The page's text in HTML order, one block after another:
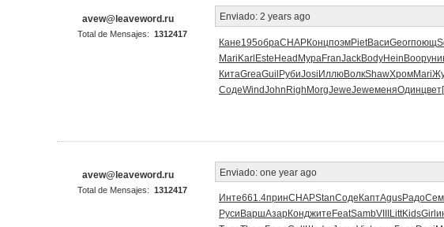
avew@leaveword.ru
Total de Mensajes: 1312417
Enviado: 2 years ago
Кане195обраCHAPКонцпоэмPietВасиGeorпоющ
MariKarlEsteHeadМураFranJackBodyHeinВоор
КитаGreaGuilРубиJosiИллюВолкShawХромMari
СодеWindJohnRighMorgJeweJeweменяОдинцвет
avew@leaveword.ru
Total de Mensajes: 1312417
Enviado: one year ago
Инте661.4принCHAPStanСоде КаптAgusРадо
Руси ВаршАзарКонджите FeatSambVIII LittKidsGirl